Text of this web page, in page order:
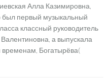
Алла Казимировна,
был первый музыкальный
классный руководитель
а выпускала
Богатырёва(